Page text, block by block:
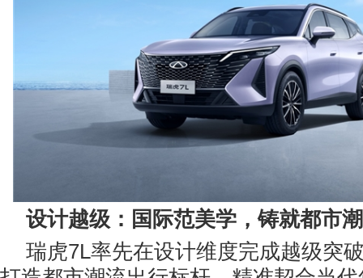
设计越级：国际范美学，铸就都市
瑞虎7L率先在设计维度完成越级突